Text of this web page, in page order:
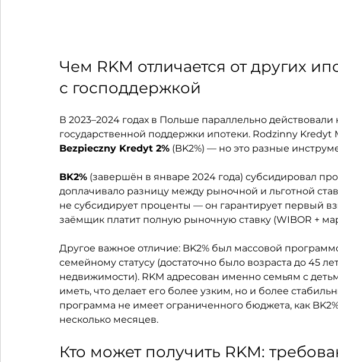
Чем RKM отличается от других
с господдержкой
В 2023–2024 годах в Польше параллельно
государственной поддержки ипотеки. Rodzinny Kredyt
Bezpieczny Kredyt 2% (BK2%) — но это разные
BK2% (завершён в январе 2024 года) субсидировал
доплачивало разницу между рыночной и льготной
не субсидирует проценты — он гарантирует первый
заёмщик платит полную рыночную ставку (WIBOR +
Другое важное отличие: BK2% был массовой
семейному статусу (достаточно было возраста до 45
недвижимости). RKM адресован именно семьям с
иметь, что делает его более узким, но и более
программа не имеет ограниченного бюджета, как
несколько месяцев.
Кто может получить RKM: